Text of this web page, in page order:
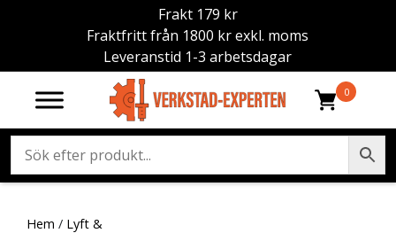
Frakt 179 kr
Fraktfritt från 1800 kr exkl. moms
Leveranstid 1-3 arbetsdagar
0
Hem / Lyft &